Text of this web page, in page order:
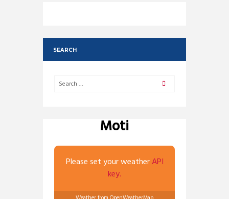
SEARCH
Moti
Please set your weatherAPI
key.